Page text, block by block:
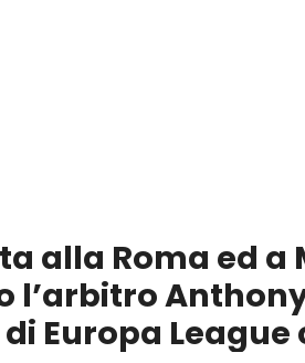
alla Roma ed
l’arbitro
Europa